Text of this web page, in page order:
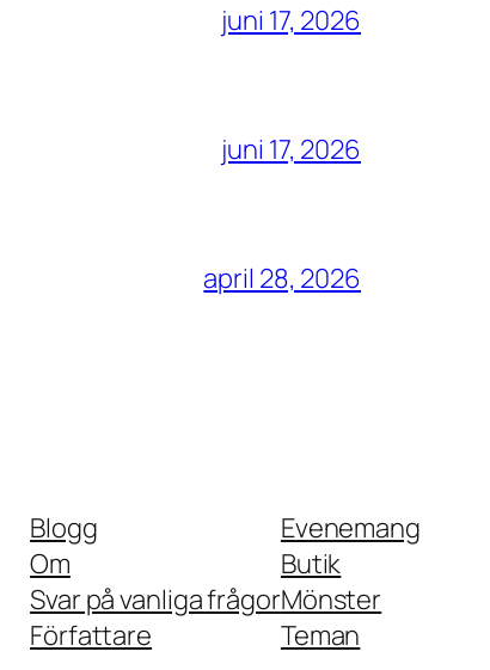
juni 17, 2026
juni 17, 2026
april 28, 2026
Blogg
Om
Svar på vanliga frågor
Författare
Evenemang
Butik
Mönster
Teman